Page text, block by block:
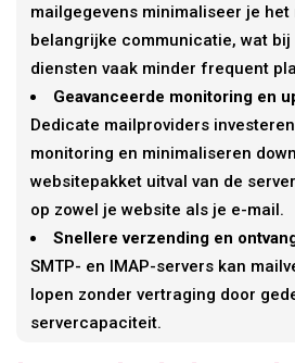
mailgegevens minimaliseer je
belangrijke communicatie, wat
diensten vaak minder frequent
Geavanceerde monitoring en
Dedicate mailproviders
monitoring en minimaliseren
websitepakket uitval van de
op zowel je website als je e-mail.
Snellere verzending en
SMTP- en IMAP-servers kan
lopen zonder vertraging door
servercapaciteit.